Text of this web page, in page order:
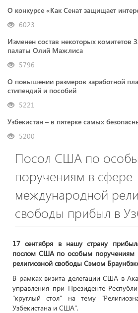
О конкурсе «Как Сенат защищает
6023
Изменен состав некоторых комитетов
палаты Олий Мажлиса
5796
О повышении размеров заработной
стипендий и пособий
5221
Узбекистан – в пятерке самых
5200
Посол США по
поручениям в сфере
международной
свободы прибыл в
17 сентября в нашу страну
послом США по особым поручениям
религиозной свободы Сэмом
В рамках визита делегации США в
управления при Президенте
"круглый стол" на тему
Узбекистана и США".